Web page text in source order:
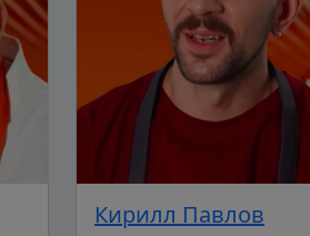
Кирилл Павлов